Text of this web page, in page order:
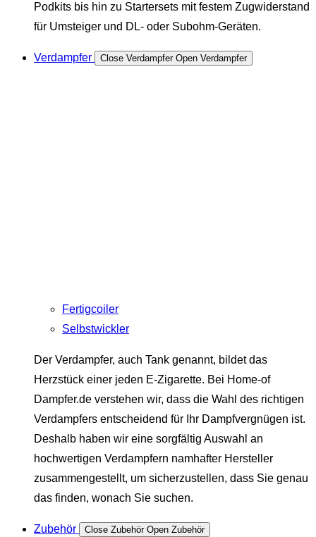
Podkits bis hin zu Startersets mit festem Zugwiderstand
für Umsteiger und DL- oder Subohm-Geräten.
Verdampfer Close Verdampfer Open Verdampfer
Fertigcoiler
Selbstwickler
Der Verdampfer, auch Tank genannt, bildet das
Herzstück einer jeden E-Zigarette. Bei Home-of
Dampfer.de verstehen wir, dass die Wahl des richtigen
Verdampfers entscheidend für Ihr Dampfvergnügen ist.
Deshalb haben wir eine sorgfältig Auswahl an
hochwertigen Verdampfern namhafter Hersteller
zusammengestellt, um sicherzustellen, dass Sie genau
das finden, wonach Sie suchen.
Zubehör Close Zubehör Open Zubehör